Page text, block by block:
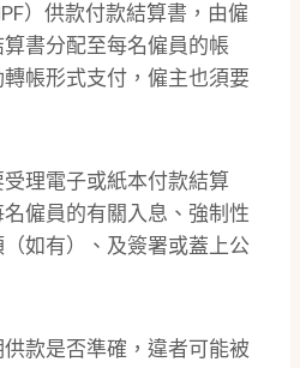
）供款付款結算書，由僱
書分配至每名僱員的帳
帳形式支付，僱主也須要
理電子或紙本付款結算
僱員的有關入息、強制性
如有）、及簽署或蓋上公
款是否準確，違者可能被